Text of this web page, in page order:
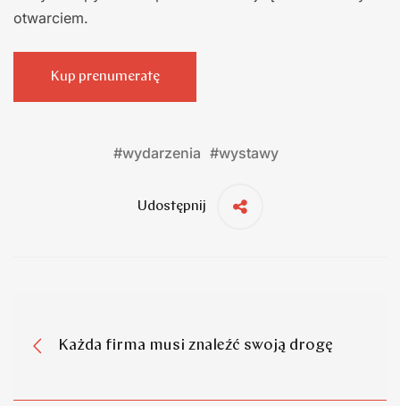
otwarciem.
Kup prenumeratę
#wydarzenia #wystawy
Udostępnij
Każda firma musi znaleźć swoją drogę